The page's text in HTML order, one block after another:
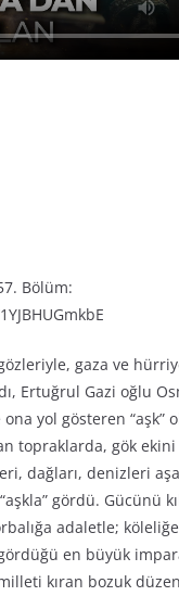
Bölüm:
gaza ve
Ertuğrul Gazi oğlu
ona yol gösteren “aşk”
topraklarda, gök
dağları, denizleri
gördü. Gücünü
adaletle;
en büyük
kıran bozuk